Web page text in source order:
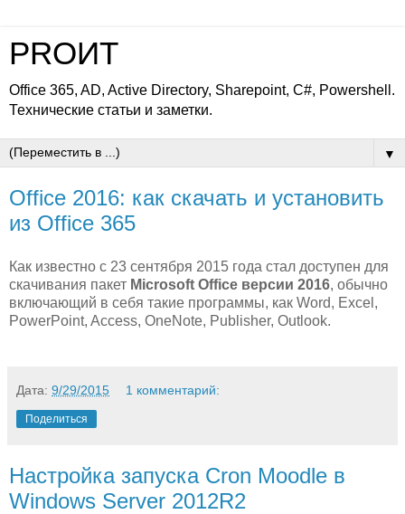
PROИТ
Office 365, AD, Active Directory, Sharepoint, C#, Powershell.
Технические статьи и заметки.
▼
Office 2016: как скачать и установить
из Office 365
Как известно с 23 сентября 2015 года стал доступен для
скачивания пакет Microsoft Office версии 2016, обычно
включающий в себя такие программы, как Word, Excel,
PowerPoint, Access, OneNote, Publisher, Outlook.
Дата: 9/29/2015 1 комментарий:
Поделиться
Настройка запуска Cron Moodle в
Windows Server 2012R2